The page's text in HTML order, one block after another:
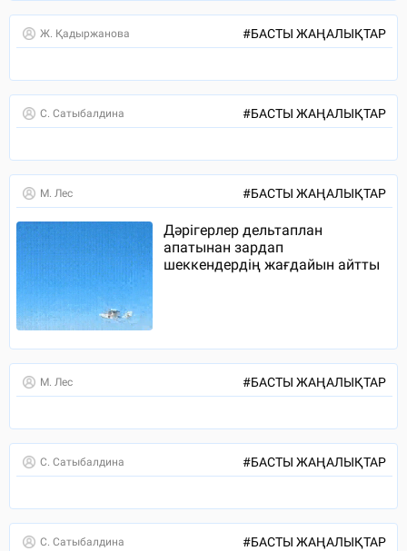
Ж. Қадыржанова #БАСТЫ ЖАҢАЛЫҚТАР
С. Сатыбалдина #БАСТЫ ЖАҢАЛЫҚТАР
М. Лес #БАСТЫ ЖАҢАЛЫҚТАР
Дәрігерлер дельтаплан
апатынан зардап
шеккендердің жағдайын айтты
М. Лес #БАСТЫ ЖАҢАЛЫҚТАР
С. Сатыбалдина #БАСТЫ ЖАҢАЛЫҚТАР
С. Сатыбалдина #БАСТЫ ЖАҢАЛЫҚТАР